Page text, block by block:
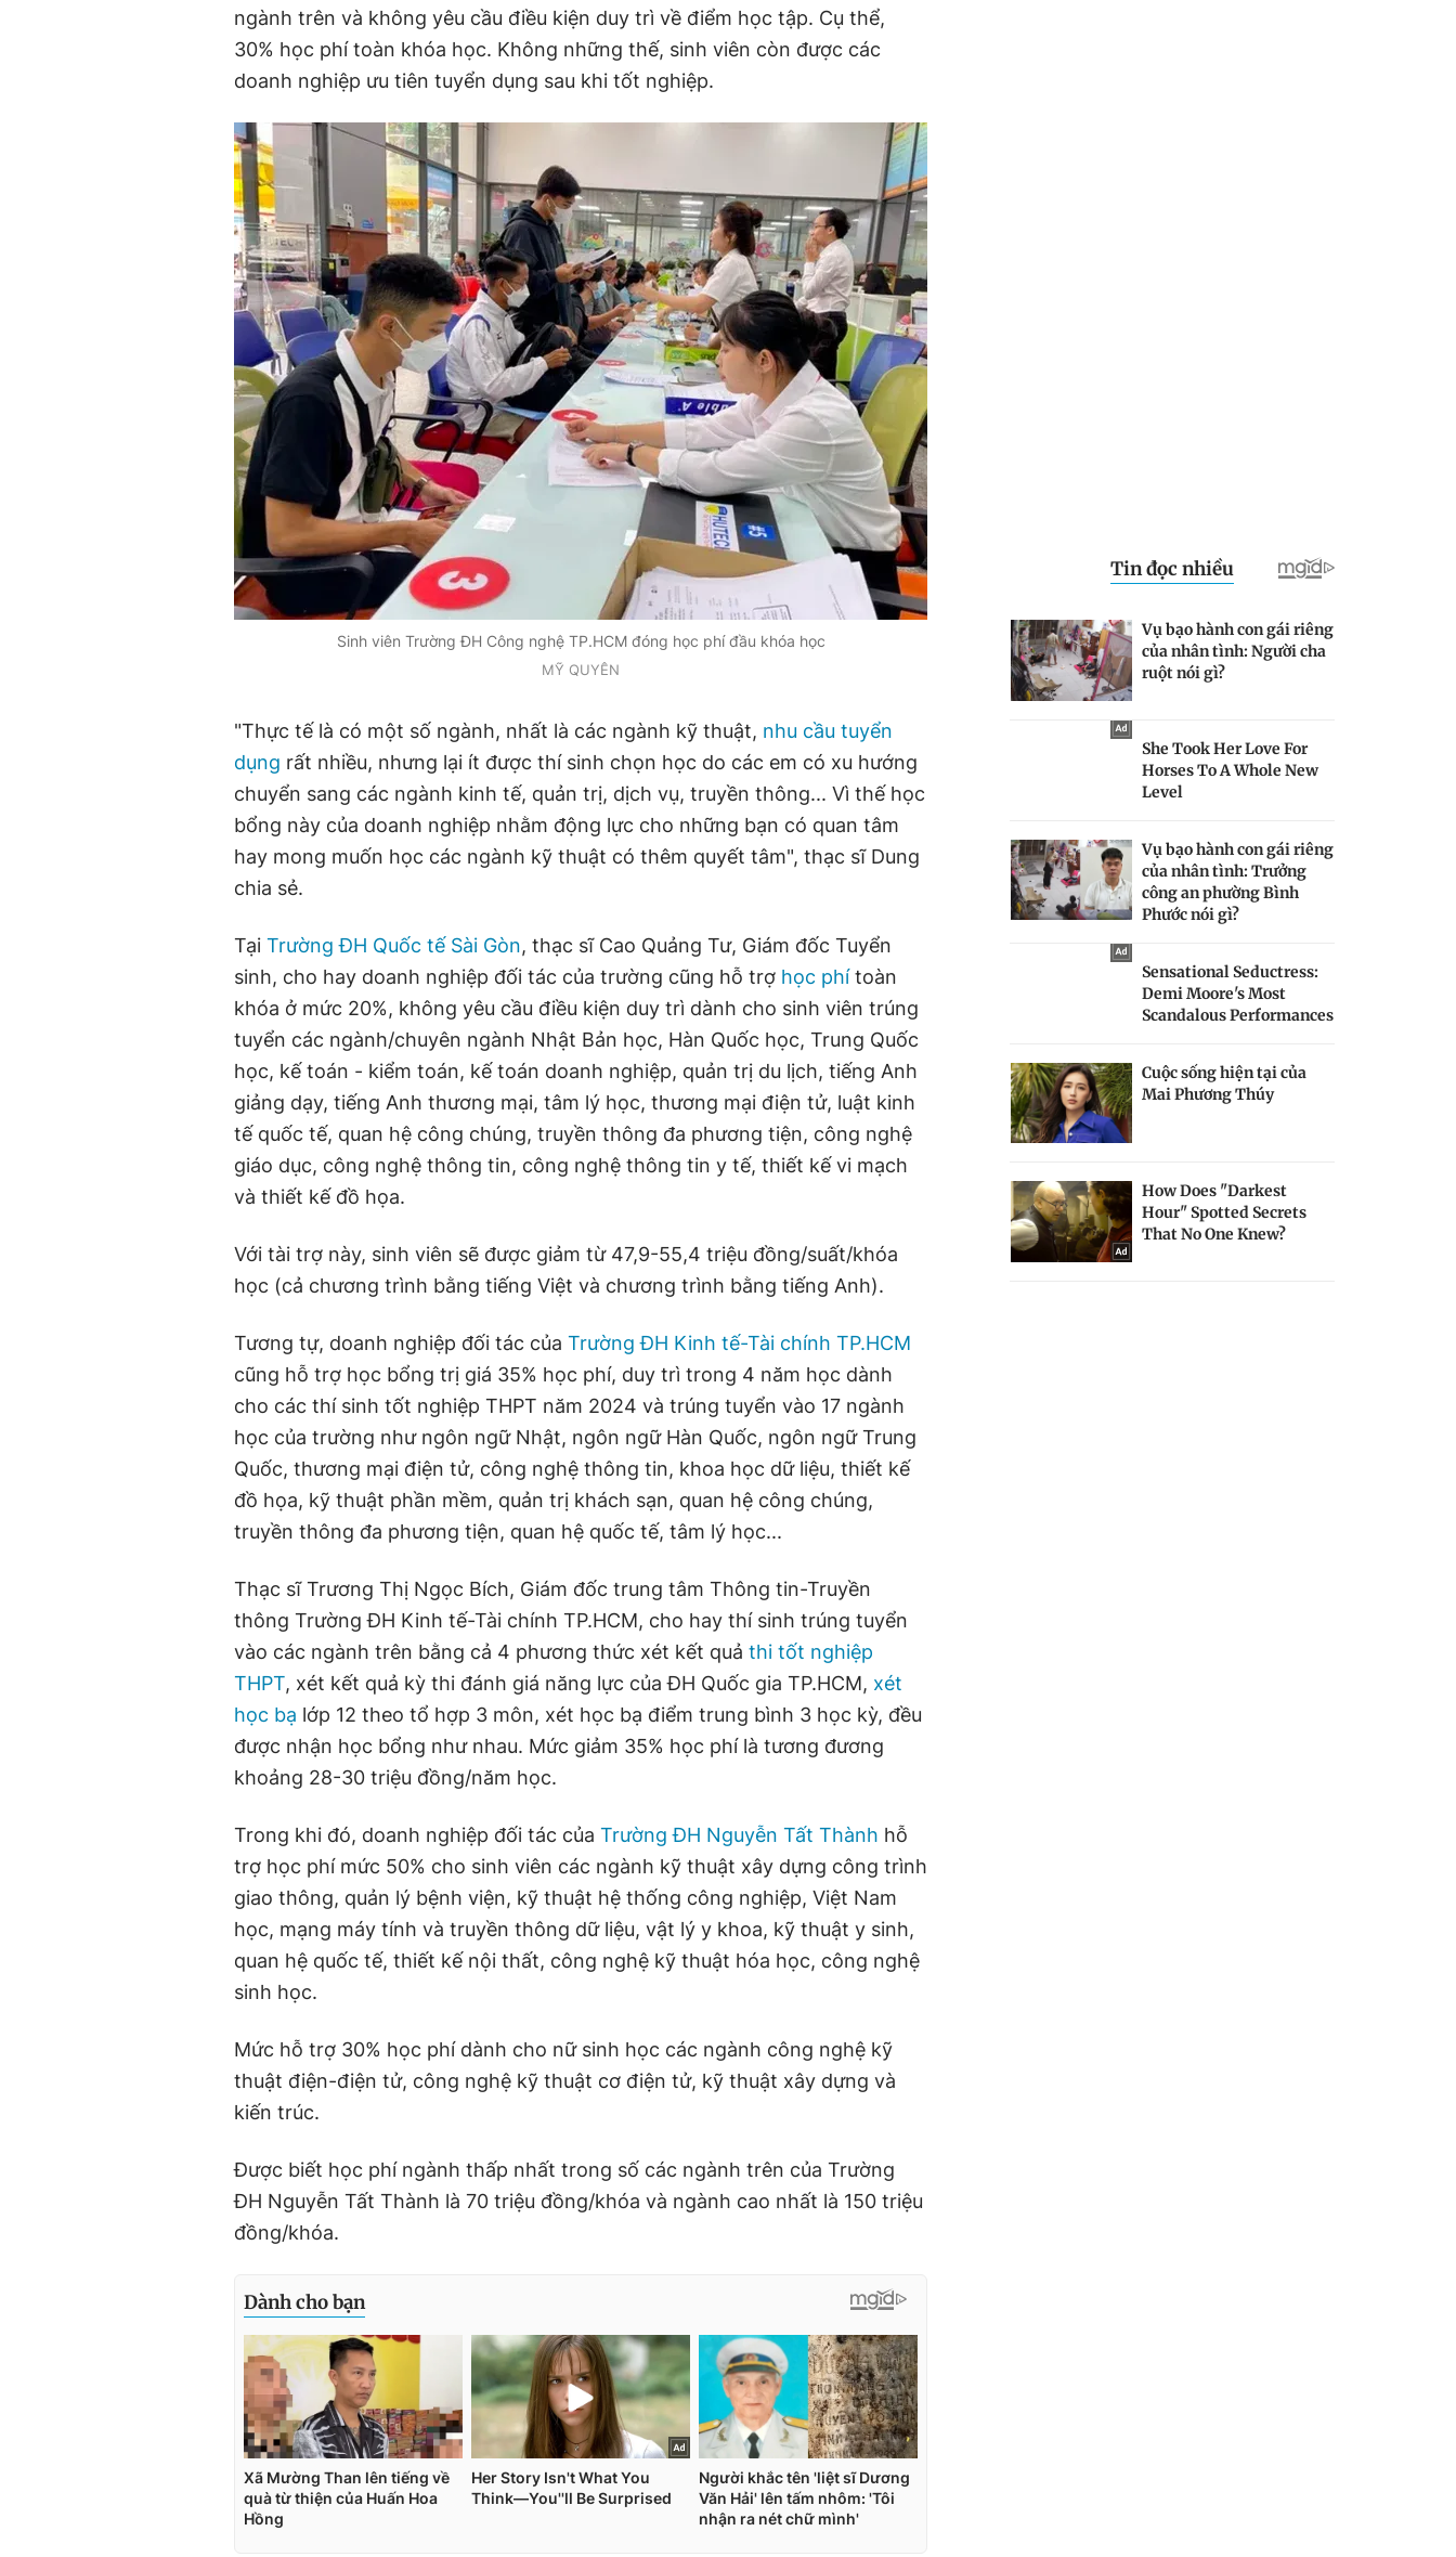
ngành trên và không yêu cầu điều kiện duy trì về điểm học tập. Cụ thể,
30% học phí toàn khóa học. Không những thế, sinh viên còn được các
doanh nghiệp ưu tiên tuyển dụng sau khi tốt nghiệp.
Sinh viên Trường ĐH Công nghệ TP.HCM đóng học phí đầu khóa học
MỸ QUYÊN
"Thực tế là có một số ngành, nhất là các ngành kỹ thuật, nhu cầu tuyển
dụng rất nhiều, nhưng lại ít được thí sinh chọn học do các em có xu hướng
chuyển sang các ngành kinh tế, quản trị, dịch vụ, truyền thông... Vì thế học
bổng này của doanh nghiệp nhằm động lực cho những bạn có quan tâm
hay mong muốn học các ngành kỹ thuật có thêm quyết tâm", thạc sĩ Dung
chia sẻ.
Tại Trường ĐH Quốc tế Sài Gòn, thạc sĩ Cao Quảng Tư, Giám đốc Tuyển
sinh, cho hay doanh nghiệp đối tác của trường cũng hỗ trợ học phítoàn
khóa ở mức 20%, không yêu cầu điều kiện duy trì dành cho sinh viên trúng
tuyển các ngành/chuyên ngành Nhật Bản học, Hàn Quốc học, Trung Quốc
học, kế toán - kiểm toán, kế toán doanh nghiệp, quản trị du lịch, tiếng Anh
giảng dạy, tiếng Anh thương mại, tâm lý học, thương mại điện tử, luật kinh
tế quốc tế, quan hệ công chúng, truyền thông đa phương tiện, công nghệ
giáo dục, công nghệ thông tin, công nghệ thông tin y tế, thiết kế vi mạch
và thiết kế đồ họa.
Với tài trợ này, sinh viên sẽ được giảm từ 47,9-55,4 triệu đồng/suất/khóa
học (cả chương trình bằng tiếng Việt và chương trình bằng tiếng Anh).
Tương tự, doanh nghiệp đối tác của Trường ĐH Kinh tế-Tài chính TP.HCM
cũng hỗ trợ học bổng trị giá 35% học phí, duy trì trong 4 năm học dành
cho các thí sinh tốt nghiệp THPT năm 2024 và trúng tuyển vào 17 ngành
học của trường như ngôn ngữ Nhật, ngôn ngữ Hàn Quốc, ngôn ngữ Trung
Quốc, thương mại điện tử, công nghệ thông tin, khoa học dữ liệu, thiết kế
đồ họa, kỹ thuật phần mềm, quản trị khách sạn, quan hệ công chúng,
truyền thông đa phương tiện, quan hệ quốc tế, tâm lý học...
Thạc sĩ Trương Thị Ngọc Bích, Giám đốc trung tâm Thông tin-Truyền
thông Trường ĐH Kinh tế-Tài chính TP.HCM, cho hay thí sinh trúng tuyển
vào các ngành trên bằng cả 4 phương thức xét kết quả thi tốt nghiệp
THPT, xét kết quả kỳ thi đánh giá năng lực của ĐH Quốc gia TP.HCM, xét
học bạ lớp 12 theo tổ hợp 3 môn, xét học bạ điểm trung bình 3 học kỳ, đều
được nhận học bổng như nhau. Mức giảm 35% học phí là tương đương
khoảng 28-30 triệu đồng/năm học.
Trong khi đó, doanh nghiệp đối tác của Trường ĐH Nguyễn Tất Thành hỗ
trợ học phí mức 50% cho sinh viên các ngành kỹ thuật xây dựng công trình
giao thông, quản lý bệnh viện, kỹ thuật hệ thống công nghiệp, Việt Nam
học, mạng máy tính và truyền thông dữ liệu, vật lý y khoa, kỹ thuật y sinh,
quan hệ quốc tế, thiết kế nội thất, công nghệ kỹ thuật hóa học, công nghệ
sinh học.
Mức hỗ trợ 30% học phí dành cho nữ sinh học các ngành công nghệ kỹ
thuật điện-điện tử, công nghệ kỹ thuật cơ điện tử, kỹ thuật xây dựng và
kiến trúc.
Được biết học phí ngành thấp nhất trong số các ngành trên của Trường
ĐH Nguyễn Tất Thành là 70 triệu đồng/khóa và ngành cao nhất là 150 triệu
đồng/khóa.